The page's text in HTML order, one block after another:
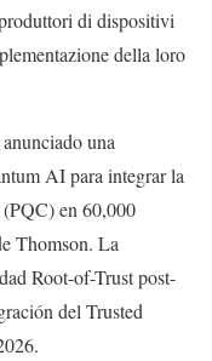
di dispositivi
della loro
una
AI para integrar la
en 60,000
Thomson. La
Root-of-Trust post-
del Trusted